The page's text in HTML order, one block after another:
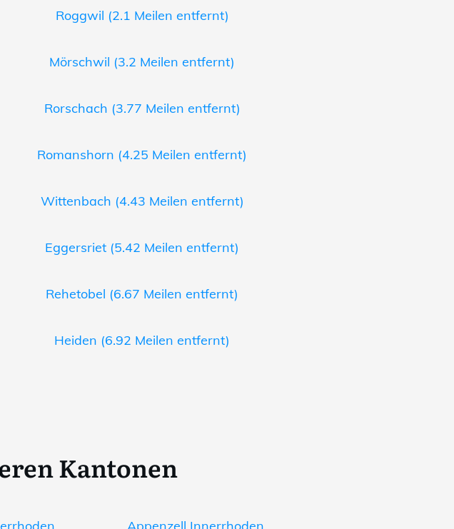
Roggwil (2.1 Meilen entfernt)
Mörschwil (3.2 Meilen entfernt)
Rorschach (3.77 Meilen entfernt)
Romanshorn (4.25 Meilen entfernt)
Wittenbach (4.43 Meilen entfernt)
Eggersriet (5.42 Meilen entfernt)
Rehetobel (6.67 Meilen entfernt)
Heiden (6.92 Meilen entfernt)
Kantonen